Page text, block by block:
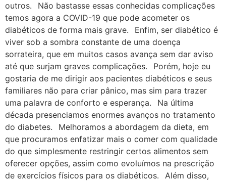
outros.⠀Não bastasse essas conhecidas complicações
temos agora a COVID-19 que pode acometer os
diabéticos de forma mais grave.⠀Enfim, ser diabético é
viver sob a sombra constante de uma doença
sorrateira, que em muitos casos avança sem dar aviso
até que surjam graves complicações.⠀Porém, hoje eu
gostaria de me dirigir aos pacientes diabéticos e seus
familiares não para criar pânico, mas sim para trazer
uma palavra de conforto e esperança.⠀Na última
década presenciamos enormes avanços no tratamento
do diabetes.⠀Melhoramos a abordagem da dieta, em
que procuramos enfatizar mais o comer com qualidade
do que simplesmente restringir certos alimentos sem
oferecer opções, assim como evoluímos na prescrição
de exercícios físicos para os diabéticos.⠀Além disso,